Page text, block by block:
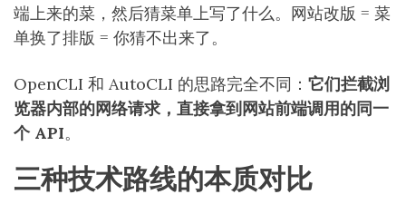
端上来的菜，然后猜菜单上写了什么。网站改版 = 菜
单换了排版 = 你猜不出来了。
OpenCLI 和 AutoCLI 的思路完全不同： 它们拦截浏
览器内部的网络请求，直接拿到网站前端调用的同一
个 API。
三种技术路线的本质对比